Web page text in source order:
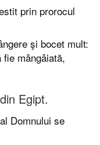
prin prorocul
şi bocet mult:
mângâiată,
Egipt.
Domnului se